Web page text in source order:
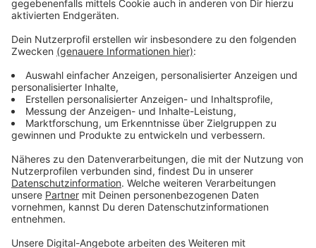
informieren dich.
Zum Newsletter anmelden
Studio Hotline